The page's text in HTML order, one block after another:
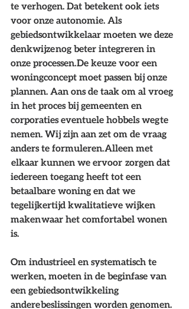
te verhogen. Dat betekent ook iets
voor onze autonomie. Als
gebiedsontwikkelaar moeten we deze
denkwijze nog beter integreren in
onze processen. De keuze voor een
woningconcept moet passen bij onze
plannen. Aan ons de taak om al vroeg
in het proces bij gemeenten en
corporaties eventuele hobbels weg te
nemen. Wij zijn aan zet om de vraag
anders te formuleren. Alleen met
elkaar kunnen we ervoor  zorgen dat
iedereen toegang heeft tot een
betaalbare woning en dat we
tegelijkertijd kwalitatieve wijken
maken waar het comfortabel wonen
is.
Om industrieel en systematisch te
werken, moeten in de beginfase van
een gebiedsontwikkeling
andere beslissingen worden genomen.